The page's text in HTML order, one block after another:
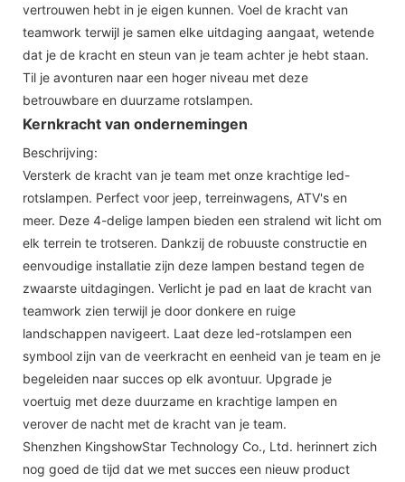
vertrouwen hebt in je eigen kunnen. Voel de kracht van
teamwork terwijl je samen elke uitdaging aangaat, wetende
dat je de kracht en steun van je team achter je hebt staan.
Til je avonturen naar een hoger niveau met deze
betrouwbare en duurzame rotslampen.
Kernkracht van ondernemingen
Beschrijving:
Versterk de kracht van je team met onze krachtige led-
rotslampen. Perfect voor jeep, terreinwagens, ATV's en
meer. Deze 4-delige lampen bieden een stralend wit licht om
elk terrein te trotseren. Dankzij de robuuste constructie en
eenvoudige installatie zijn deze lampen bestand tegen de
zwaarste uitdagingen. Verlicht je pad en laat de kracht van
teamwork zien terwijl je door donkere en ruige
landschappen navigeert. Laat deze led-rotslampen een
symbool zijn van de veerkracht en eenheid van je team en je
begeleiden naar succes op elk avontuur. Upgrade je
voertuig met deze duurzame en krachtige lampen en
verover de nacht met de kracht van je team.
Shenzhen KingshowStar Technology Co., Ltd. herinnert zich
nog goed de tijd dat we met succes een nieuw product